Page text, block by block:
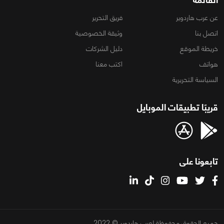
عن عرب هاردوير
فريق التحرير
اتصل بنا
وثيقة الخصوصية
خريطة الموقع
دليل الشركات
هواتف
اكتب معنا
السياسة التحريرية
قريبًا تطبيقات الموبايل
تابعونا على